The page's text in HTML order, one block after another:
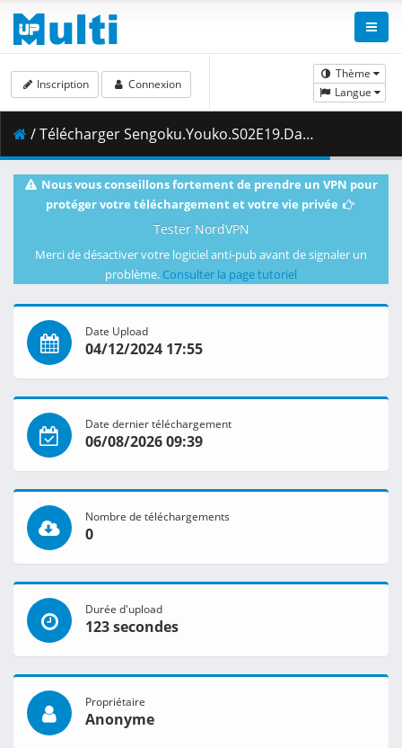
Thème
Langue
Inscription Connexion
/ Télécharger Sengoku.Youko.S02E19.Dawn.1080p.CR.WEB-DL.AAC2.0.H.264-VARYG.mkv.001 ( 463.94 MB )
Nous vous conseillons fortement de prendre un VPN pour
protéger votre téléchargement et votre vie privée
Tester NordVPN
Merci de désactiver votre logiciel anti-pub avant de signaler un
problème. Consulter la page tutoriel
Date Upload
04/12/2024 17:55
Date dernier téléchargement
06/08/2026 09:39
Nombre de téléchargements
0
Durée d'upload
123 secondes
Propriétaire
Anonyme